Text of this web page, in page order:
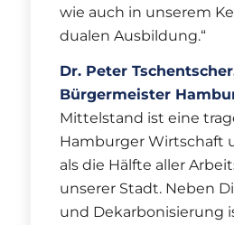
wie auch in unserem
dualen Ausbildung.“
Dr. Peter
Bürgermeister
Mittelstand ist eine
Hamburger Wirtschaft
als die Hälfte aller
unserer Stadt. Neben
und Dekarbonisierung